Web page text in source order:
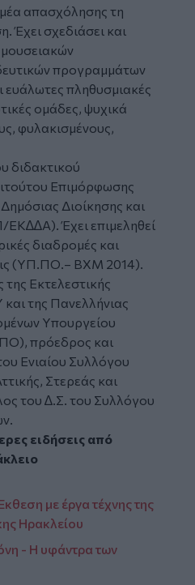
απασχόλησης τη
Έχει σχεδιάσει και
προγραμμάτων
ευάλωτες πληθυσμιακές
ομάδες, ψυχικά
φυλακισμένους,
διδακτικού
Επιμόρφωσης
Διοίκησης και
Έχει επιμεληθεί
διαδρομές και
(ΥΠ.ΠΟ.– ΒΧΜ 2014).
της Εκτελεστικής
της Πανελλήνιας
Υπουργείου
πρόεδρος και
Ενιαίου Συλλόγου
Στερεάς και
του ∆.Σ. του Συλλόγου
ειδήσεις από
με έργα τέχνης της
Ηρακλείου
- Η υφάντρα των